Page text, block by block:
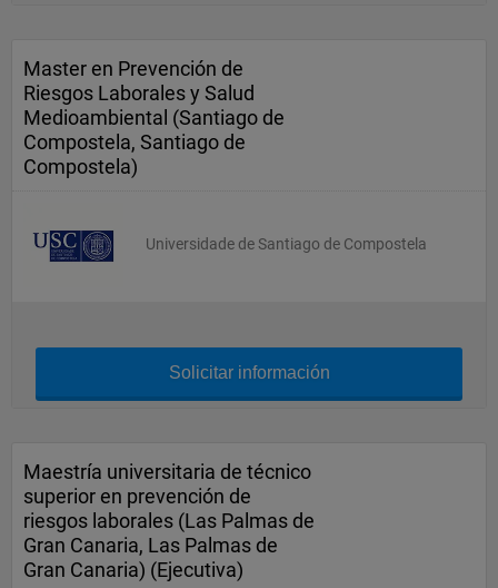
Master en Prevención de
Riesgos Laborales y Salud
Medioambiental (Santiago de
Compostela, Santiago de
Compostela)
Universidade de Santiago de Compostela
Solicitar información
Maestría universitaria de técnico
superior en prevención de
riesgos laborales (Las Palmas de
Gran Canaria, Las Palmas de
Gran Canaria) (Ejecutiva)